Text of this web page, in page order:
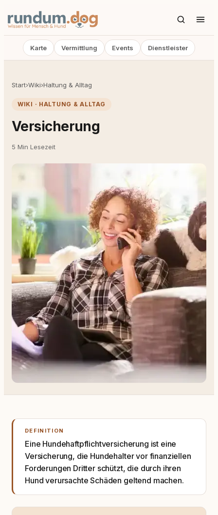
Karte Vermittlung Events Dienstleister
Start›Wiki›Haltung & Alltag
WIKI · HALTUNG & ALLTAG
Versicherung
5 Min Lesezeit
DEFINITION
Eine Hundehaftpflichtversicherung ist eine
Versicherung, die Hundehalter vor finanziellen
Forderungen Dritter schützt, die durch ihren
Hund verursachte Schäden geltend machen.